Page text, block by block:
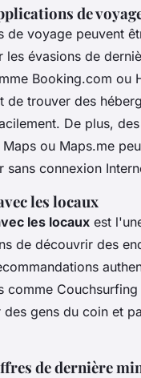
de
de voyage peuvent
les évasions de
Booking.com ou
de trouver des
De plus,
ou Maps.me
sans connexion
les locaux
les locaux est
de découvrir des
comme Couchsurfing
gens du coin et
de dernière